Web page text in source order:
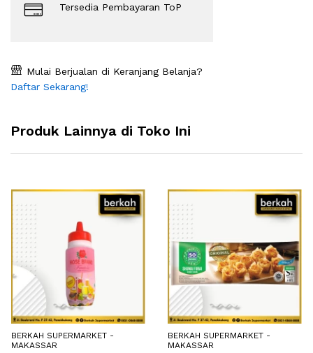
Tersedia Pembayaran ToP
Mulai Berjualan di Keranjang Belanja?
Daftar Sekarang!
Produk Lainnya di Toko Ini
BERKAH SUPERMARKET -
MAKASSAR
BERKAH SUPERMARKET -
MAKASSAR